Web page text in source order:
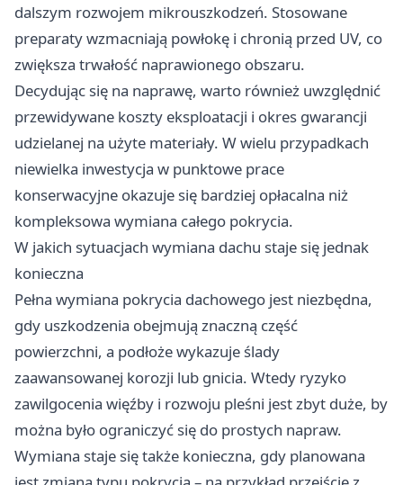
dalszym rozwojem mikrouszkodzeń. Stosowane
preparaty wzmacniają powłokę i chronią przed UV, co
zwiększa trwałość naprawionego obszaru.
Decydując się na naprawę, warto również uwzględnić
przewidywane koszty eksploatacji i okres gwarancji
udzielanej na użyte materiały. W wielu przypadkach
niewielka inwestycja w punktowe prace
konserwacyjne okazuje się bardziej opłacalna niż
kompleksowa wymiana całego pokrycia.
W jakich sytuacjach wymiana dachu staje się jednak
konieczna
Pełna wymiana pokrycia dachowego jest niezbędna,
gdy uszkodzenia obejmują znaczną część
powierzchni, a podłoże wykazuje ślady
zaawansowanej korozji lub gnicia. Wtedy ryzyko
zawilgocenia więźby i rozwoju pleśni jest zbyt duże, by
można było ograniczyć się do prostych napraw.
Wymiana staje się także konieczna, gdy planowana